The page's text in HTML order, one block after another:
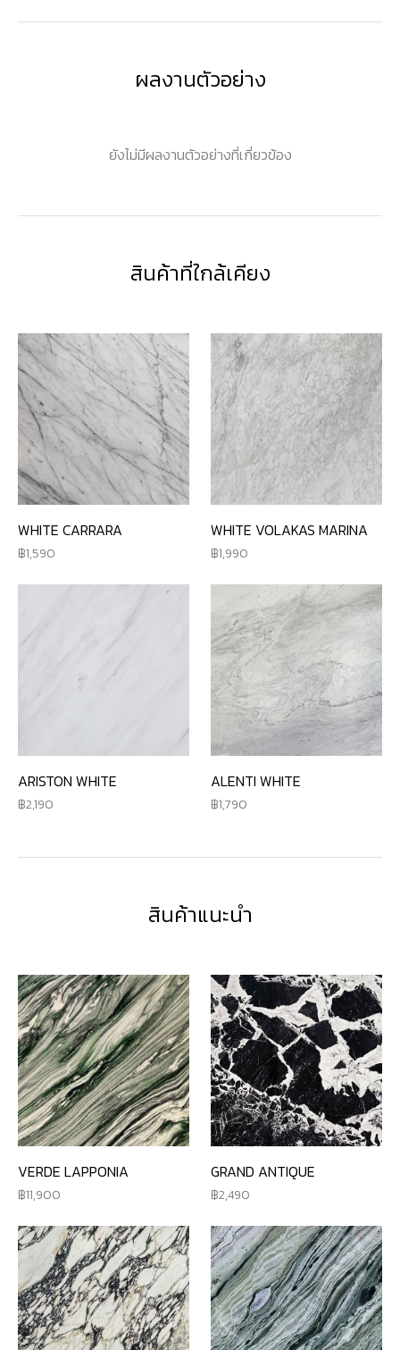
ผลงานตัวอย่าง
ยังไม่มีผลงานตัวอย่างที่เกี่ยวข้อง
สินค้าที่ใกล้เคียง
WHITE CARRARA
1,590
WHITE VOLAKAS MARINA
1,990
ARISTON WHITE
2,190
ALENTI WHITE
1,790
สินค้าแนะนำ
VERDE LAPPONIA
11,900
GRAND ANTIQUE
2,490